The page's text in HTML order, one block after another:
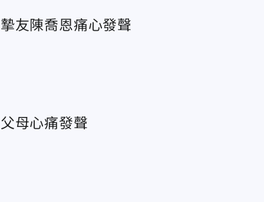
友陳喬恩痛心發聲
母心痛發聲